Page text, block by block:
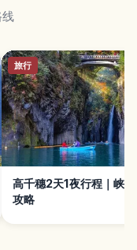
旅行
高千穗2天1夜行程｜峡
攻略